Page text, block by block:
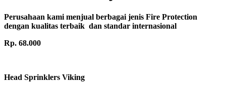
Perusahaan kami menjual berbagai jenis Fire Protection
dengan kualitas terbaik dan standar internasional
Rp. 68.000
Head Sprinklers Viking